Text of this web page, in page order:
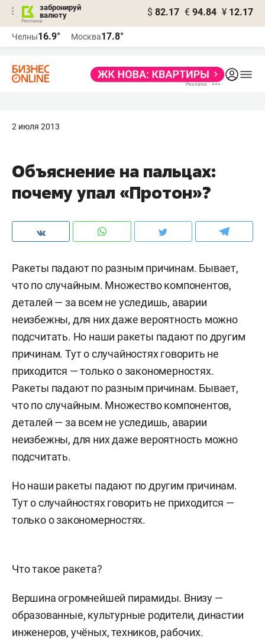
забронируй
валюту
$ 82.17 € 94.84 ¥ 12.17
Челны16.9° Москва17.8°
2 июля 2013
Объяснение на пальцах:
почему упал «Протон»?
Ракеты падают по разным причинам. Бывает,
что по случайным. Множество компонентов,
деталей — за всем не уследишь, аварии
неизбежны, для них даже вероятность можно
подсчитать. Но наши ракеты падают по другим
причинам. Тут о случайностях говорить не
приходится — только о закономерностях.
Ракеты падают по разным причинам. Бывает,
что по случайным. Множество компонентов,
деталей — за всем не уследишь, аварии
неизбежны, для них даже вероятность можно
подсчитать.
Но наши ракеты падают по другим причинам.
Тут о случайностях говорить не приходится —
только о закономерностях.
Что такое ракета?
Вершина огромнейшей пирамиды. Внизу —
образованные, культурные родители, династии
инженеров, учёных, техников, рабочих.